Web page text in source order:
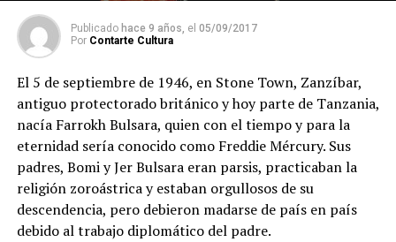
Publicado hace 9 años, el 05/09/2017
Por Contarte Cultura
El 5 de septiembre de 1946, en Stone Town, Zanzíbar,
antiguo protectorado británico y hoy parte de Tanzania,
nacía Farrokh Bulsara, quien con el tiempo y para la
eternidad sería conocido como Freddie Mércury. Sus
padres, Bomi y Jer Bulsara eran parsis, practicaban la
religión zoroástrica y estaban orgullosos de su
descendencia, pero debieron madarse de país en país
debido al trabajo diplomático del padre.